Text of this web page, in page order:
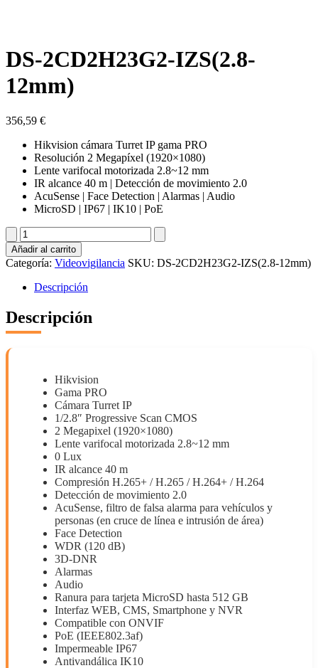
DS-2CD2H23G2-IZS(2.8-
12mm)
356,59 €
Hikvision cámara Turret IP gama PRO
Resolución 2 Megapíxel (1920×1080)
Lente varifocal motorizada 2.8~12 mm
IR alcance 40 m | Detección de movimiento 2.0
AcuSense | Face Detection | Alarmas | Audio
MicroSD | IP67 | IK10 | PoE
DS-
2CD2H23G2-
IZS(2.8-
12mm)
cantidad
Añadir al carrito
Categoría: Videovigilancia SKU: DS-2CD2H23G2-IZS(2.8-12mm)
Descripción
Descripción
Hikvision
Gama PRO
Cámara Turret IP
1/2.8″ Progressive Scan CMOS
2 Megapixel (1920×1080)
Lente varifocal motorizada 2.8~12 mm
0 Lux
IR alcance 40 m
Compresión H.265+ / H.265 / H.264+ / H.264
Detección de movimiento 2.0
AcuSense, filtro de falsa alarma para vehículos y
personas (en cruce de línea e intrusión de área)
Face Detection
WDR (120 dB)
3D-DNR
Alarmas
Audio
Ranura para tarjeta MicroSD hasta 512 GB
Interfaz WEB, CMS, Smartphone y NVR
Compatible con ONVIF
PoE (IEEE802.3af)
Impermeable IP67
Antivandálica IK10